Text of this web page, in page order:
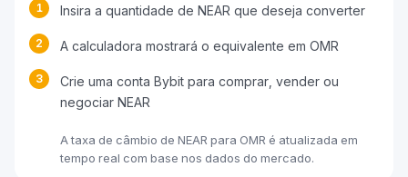
1 Insira a quantidade de NEAR que deseja converter
2 A calculadora mostrará o equivalente em OMR
3
Crie uma conta Bybit para comprar, vender ou
negociar NEAR
A taxa de câmbio de NEAR para OMR é atualizada em
tempo real com base nos dados do mercado.